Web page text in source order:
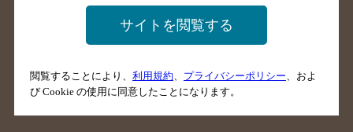
店舗登録方法のご案内
店舗情報更新方法のご案内
掲載店舗様ログイン
ご意見・ご感想
サイトを閲覧する
閲覧することにより、 利用規約 プライバシーポリシー 、およ
び Cookie の使用に同意したことになります。